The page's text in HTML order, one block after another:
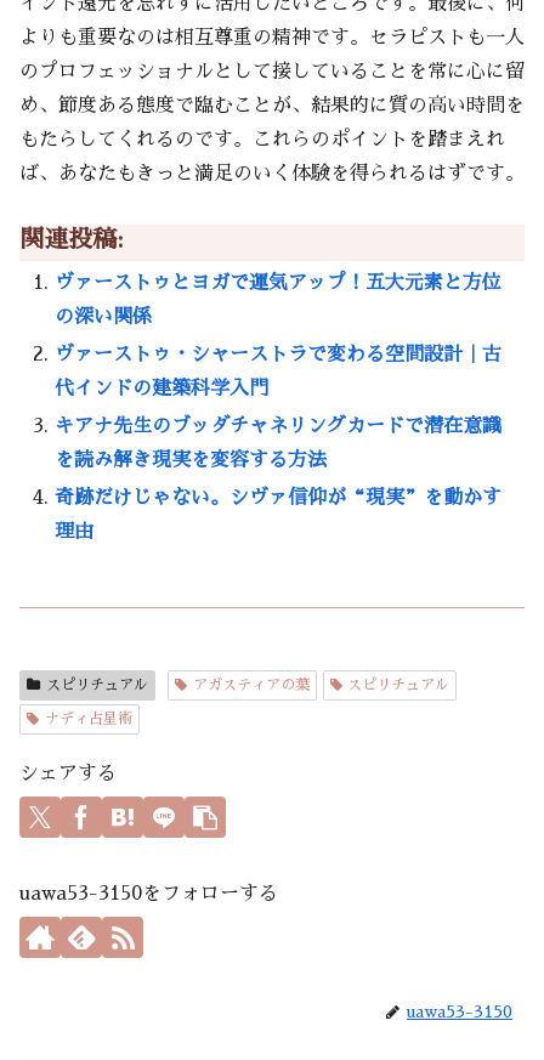
よりも重要なのは相互尊重の精神です。セラピストも一人
のプロフェッショナルとして接していることを常に心に留
め、節度ある態度で臨むことが、結果的に質の高い時間を
もたらしてくれるのです。これらのポイントを踏まえれ
ば、あなたもきっと満足のいく体験を得られるはずです。
関連投稿:
ヴァーストゥとヨガで運気アップ！五大元素と方位
の深い関係
ヴァーストゥ・シャーストラで変わる空間設計｜古
代インドの建築科学入門
キアナ先生のブッダチャネリングカードで潜在意識
を読み解き現実を変容する方法
奇跡だけじゃない。シヴァ信仰が“現実”を動かす
理由
スピリチュアル アガスティアの葉 スピリチュアル
ナディ占星術
シェアする
uawa53-3150をフォローする
uawa53-3150